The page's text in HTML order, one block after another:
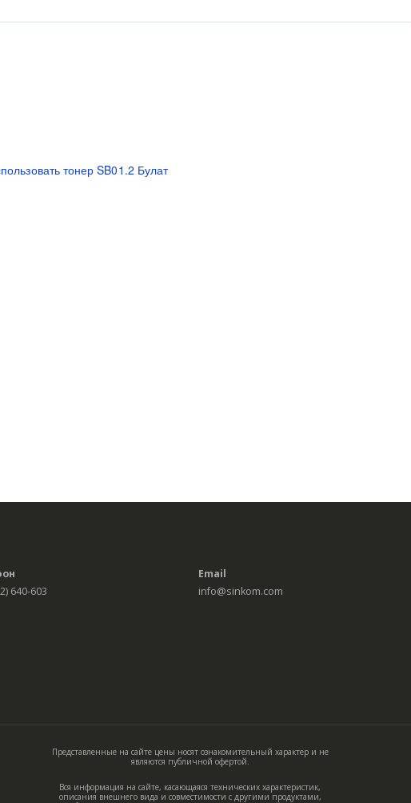
тонер SB01.2 Булат
640-603
Email
info@sinkom.com
Представленные на сайте цены носят ознакомительный характер и не
являются публичной офертой.
Вся информация на сайте, касающаяся технических характеристик,
описания внешнего вида и совместимости с другими продуктами,